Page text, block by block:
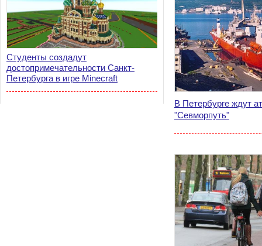
Студенты создадут
достопримечательности Санкт-
Петербурга в игре Minecraft
В Петербурге ждут
"Севморпуть"